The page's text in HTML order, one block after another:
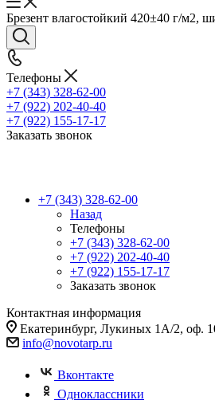
Брезент влагостойкий 420±40 г/м2,
Телефоны
+7 (343) 328-62-00
+7 (922) 202-40-40
+7 (922) 155-17-17
Заказать звонок
+7 (343) 328-62-00
Назад
Телефоны
+7 (343) 328-62-00
+7 (922) 202-40-40
+7 (922) 155-17-17
Заказать звонок
Контактная информация
Екатеринбург, Лукиных 1А/2, оф.
info@novotarp.ru
Вконтакте
Одноклассники